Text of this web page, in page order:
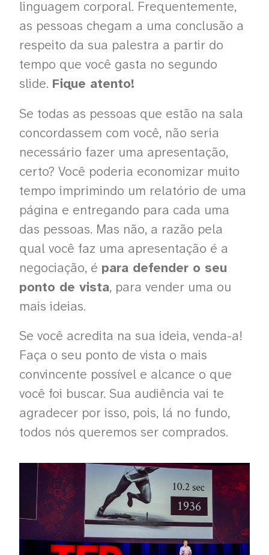
linguagem corporal. Frequentemente,
as pessoas chegam a uma conclusão a
respeito da sua palestra a partir do
tempo que você gasta no segundo
slide. Fique atento!
Se todas as pessoas que estão na sala
concordassem com você, não seria
necessário fazer uma apresentação,
certo? Você poderia economizar muito
tempo imprimindo um relatório de uma
página e entregando para cada uma
das pessoas. Mas não, a razão pela
qual você faz uma apresentação é a
negociação, é para defender o seu
ponto de vista, para vender uma ou
mais ideias.
Se você acredita na sua ideia, venda-a!
Faça o seu ponto de vista o mais
convincente possível e alcance o que
você foi buscar. Sua audiência vai te
agradecer por isso, pois, lá no fundo,
todos nós queremos ser comprados.